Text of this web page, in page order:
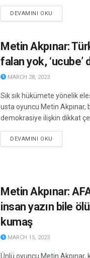
DEVAMINI OKU
Metin Akpınar:
falan yok,
MARCH 28, 2023
Sık sık hükümete yönelik
usta oyuncu Metin Akpınar,
demokrasiye ilişkin dikkat
DEVAMINI OKU
Metin Akpınar:
insan yazın bile
kumaş
MARCH 15, 2023
Ünlü oyuncu Metin Akpınar,